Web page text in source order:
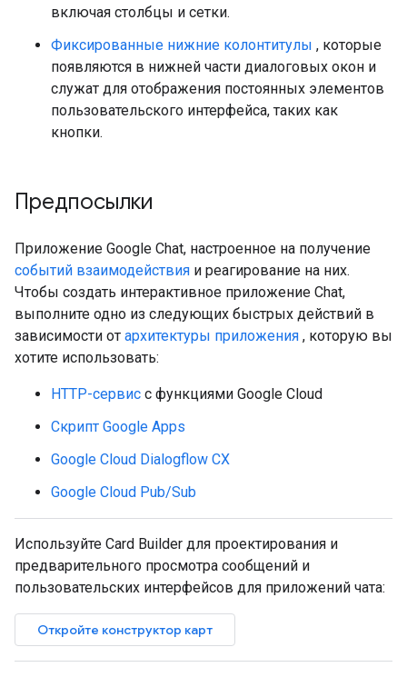
включая столбцы и сетки.
Фиксированные нижние колонтитулы , которые
появляются в нижней части диалоговых окон и
служат для отображения постоянных элементов
пользовательского интерфейса, таких как
кнопки.
Предпосылки
Приложение Google Chat, настроенное на получение
событий взаимодействия и реагирование на них.
Чтобы создать интерактивное приложение Chat,
выполните одно из следующих быстрых действий в
зависимости от архитектуры приложения , которую вы
хотите использовать:
HTTP-сервис с функциями Google Cloud
Скрипт Google Apps
Google Cloud Dialogflow CX
Google Cloud Pub/Sub
Используйте Card Builder для проектирования и
предварительного просмотра сообщений и
пользовательских интерфейсов для приложений чата:
Откройте конструктор карт